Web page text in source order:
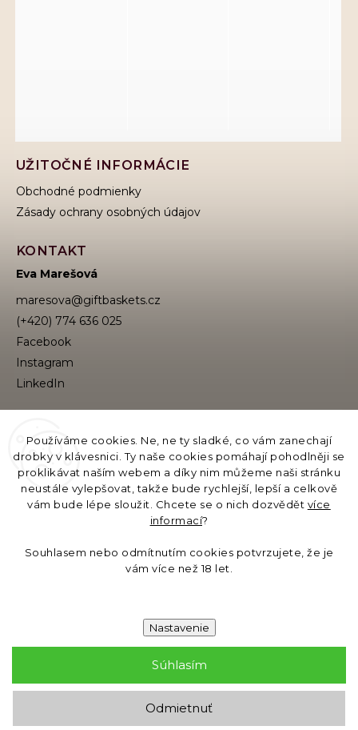
Používáme cookies. Ne, ne ty sladké, co vám zanechají
drobky v klávesnici. Ty naše cookies pomáhají pohodlněji se
proklikávat naším webem a díky nim můžeme naši stránku
neustále vylepšovat, takže bude rychlejší, lepší a celkově
vám bude lépe sloužit. Chcete se o nich dozvědět více
informací?
Souhlasem nebo odmítnutím cookies potvrzujete, že je
vám více než 18 let.
Nastavenie
Odmietnuť
Súhlasím
UŽITOČNÉ INFORMÁCIE
Obchodné podmienky
Zásady ochrany osobných údajov
KONTAKT
Eva Marešová
maresova@giftbaskets.cz
(+420) 774 636 025
Facebook
Instagram
Hľadať
GB Moments s.r.o., Evropská 11/2758, 160 00 Praha,
IČO: 19621558, DIČ/EORI: CZ19621558
Copyright 2026Gift Baskets. Všetky práva vyhradené.